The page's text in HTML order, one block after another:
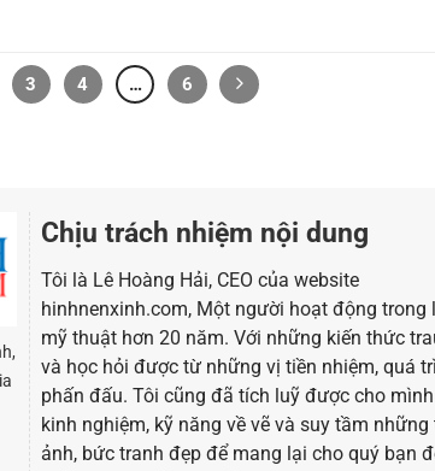
3 4 … 6
Chịu trách nhiệm nội dung
Tôi là Lê Hoàng Hải, CEO của website
hinhnenxinh.com, Một người hoạt động trong
mỹ thuật hơn 20 năm. Với những kiến thức
và học hỏi được từ những vị tiền nhiệm, quá
phấn đấu. Tôi cũng đã tích luỹ được cho
kinh nghiệm, kỹ năng về vẽ và suy tầm những
ảnh, bức tranh đẹp để mang lại cho quý bạn